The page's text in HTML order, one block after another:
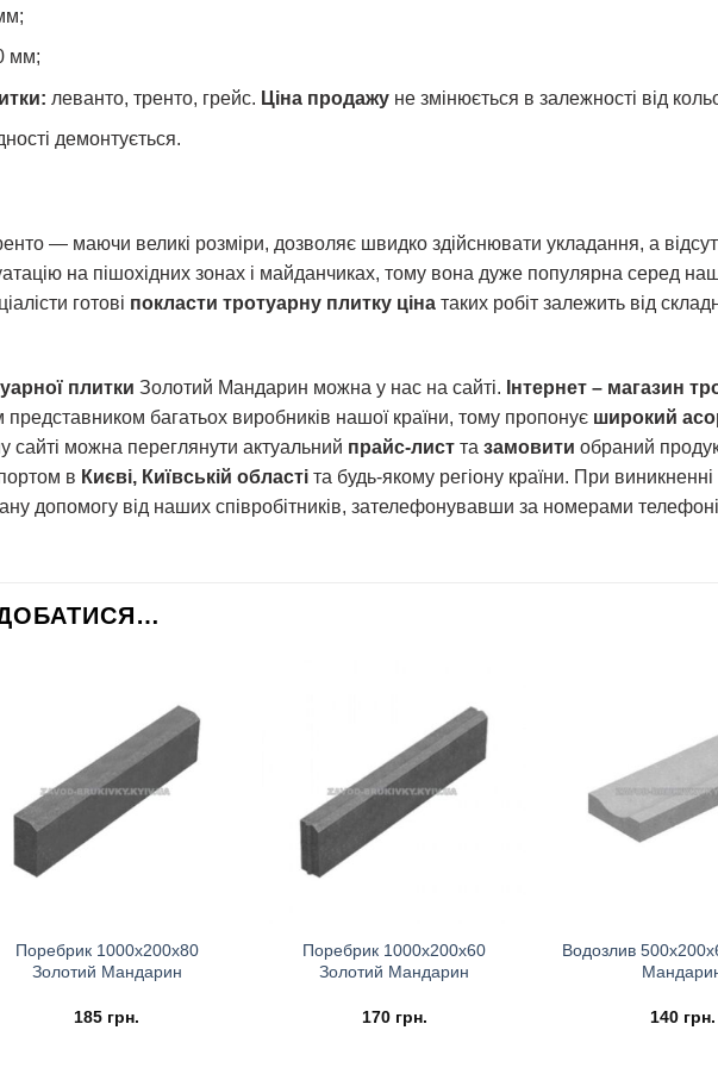
мм;
леванто, тренто, грейс. Ціна продажу не змінюється в залежності від
демонтується.
— маючи великі розміри, дозволяє швидко здійснювати укладання, а
на пішохідних зонах і майданчиках, тому вона дуже популярна серед
готові покласти тротуарну плитку ціна таких робіт залежить від
плитки Золотий Мандарин можна у нас на сайті. Інтернет – магазин
представником багатьох виробників нашої країни, тому пропонує широкий
сайті можна переглянути актуальний прайс-лист та замовити обраний
в Києві, Київській області та будь-якому регіону країни. При
допомогу від наших співробітників, зателефонувавши за номерами
Поребрик 1000х200х80
Золотий Мандарин
185 грн.
Поребрик 1000х200х60
Золотий Мандарин
170 грн.
Водозлив
140 грн.